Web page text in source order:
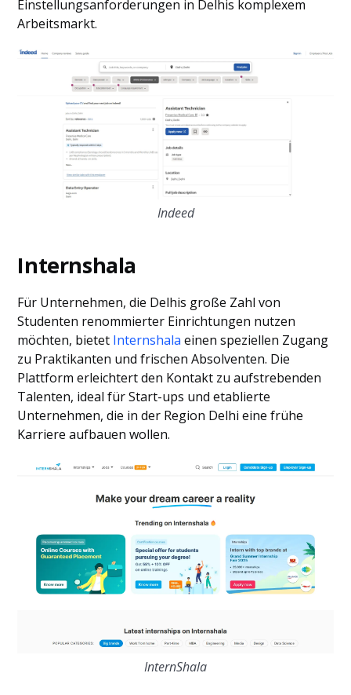
Einstellungsanforderungen in Delhis komplexem
Arbeitsmarkt.
Indeed
Internshala
Für Unternehmen, die Delhis große Zahl von
Studenten renommierter Einrichtungen nutzen
möchten, bietet Internshala einen speziellen Zugang
zu Praktikanten und frischen Absolventen. Die
Plattform erleichtert den Kontakt zu aufstrebenden
Talenten, ideal für Start-ups und etablierte
Unternehmen, die in der Region Delhi eine frühe
Karriere aufbauen wollen.
InternShala